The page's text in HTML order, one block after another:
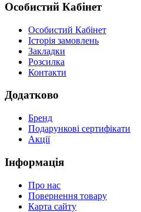
Особистий Кабінет
Особистий Кабінет
Історія замовлень
Закладки
Розсилка
Контакти
Додатково
Бренд
Подарункові сертифікати
Акції
Інформація
Про нас
Повернення товару
Карта сайту